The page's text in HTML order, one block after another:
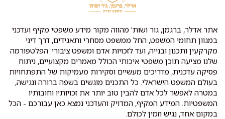
אתר אדלר, ברגמן, גור ושות' מהווה מקור מידע משפטי מקיף ועדכני
במגוון תחומי המשפט, החל ממשפט מסחרי ותאגידים, דרך דיני
מקרקעין ותכנון ובנייה, ועד לזכויות אדם ומשפט ציבורי. הפלטפורמה
שלנו מציעה תוכן משפטי איכותי הכולל מאמרים מקצועיים, ניתוח
פסיקה עדכנית, מדריכים מעשיים וסקירות מעמיקות של התפתחויות
בעולם המשפט הישראלי. כל התכנים מוגשים בשפה ברורה ונגישה,
במטרה לאפשר לכל אדם להבין טוב יותר את זכויותיו וחובותיו
המשפטיות. המידע המקיף, המדויק והעדכני נמצא כאן עבורכם - הכל
במקום אחד, נגיש וזמין לכולם.